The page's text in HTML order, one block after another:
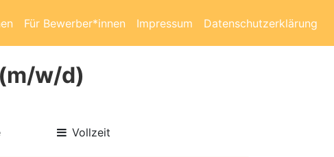
Für Bewerber*innen Impressum Datenschutzerklärung
w/d)
Vollzeit